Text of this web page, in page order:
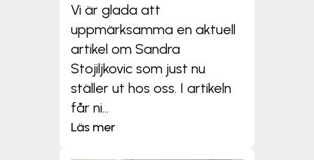
Vi är glada att
uppmärksamma en aktuell
artikel om Sandra
Stojiljkovic som just nu
ställer ut hos oss. I artikeln
får ni...
Läs mer